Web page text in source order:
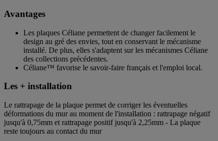
Avantages
Les plaques Céliane permettent de changer facilement le
design au gré des envies, tout en conservant le mécanisme
installé. De plus, elles s'adaptent sur les mécanismes Céliane
des collections précédentes.
Céliane™ favorise le savoir-faire français et l'emploi local.
Les + installation
Le rattrapage de la plaque permet de corriger les éventuelles
déformations du mur au moment de l'installation : rattrapage négatif
jusqu'à 0,75mm et rattrapage positif jusqu'à 2,25mm - La plaque
reste toujours au contact du mur